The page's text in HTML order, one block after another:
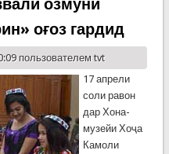
оғоз гардид
пользователем tvt
17 апрели
соли равон
дар Хона-
музейи Хоҷа
Камоли